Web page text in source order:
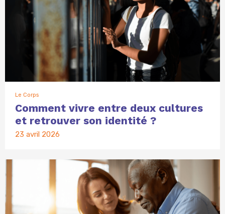
Le Corps
Comment vivre entre deux cultures
et retrouver son identité ?
23 avril 2026